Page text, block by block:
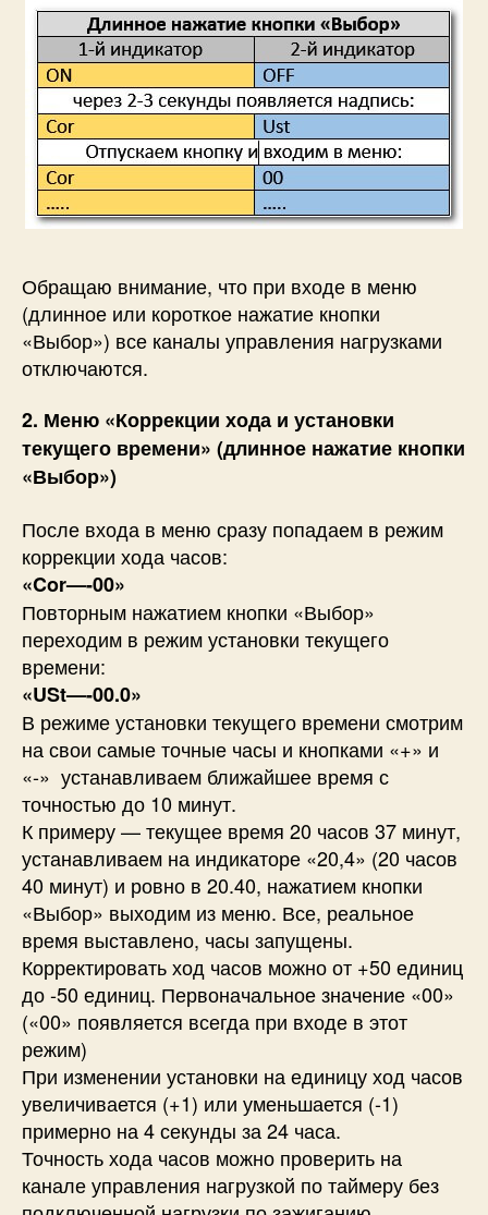
Обращаю внимание, что при входе в меню
(длинное или короткое нажатие кнопки
«Выбор») все каналы управления нагрузками
отключаются.
2. Меню «Коррекции хода и установки
текущего времени» (длинное нажатие кнопки
«Выбор»)
После входа в меню сразу попадаем в режим
коррекции хода часов:
«Cor—-00»
Повторным нажатием кнопки «Выбор»
переходим в режим установки текущего
времени:
«USt—-00.0»
В режиме установки текущего времени смотрим
на свои самые точные часы и кнопками «+» и
«-» устанавливаем ближайшее время с
точностью до 10 минут.
К примеру — текущее время 20 часов 37 минут,
устанавливаем на индикаторе «20,4» (20 часов
40 минут) и ровно в 20.40, нажатием кнопки
«Выбор» выходим из меню. Все, реальное
время выставлено, часы запущены.
Корректировать ход часов можно от +50 единиц
до -50 единиц. Первоначальное значение «00»
(«00» появляется всегда при входе в этот
режим)
При изменении установки на единицу ход часов
увеличивается (+1) или уменьшается (-1)
примерно на 4 секунды за 24 часа.
Точность хода часов можно проверить на
канале управления нагрузкой по таймеру без